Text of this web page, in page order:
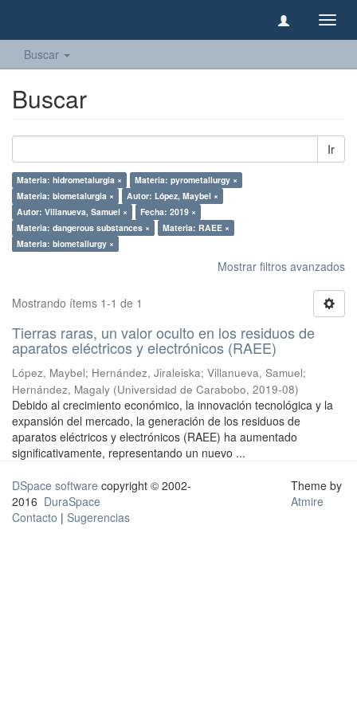
Buscar
Buscar
Ir
Materia: hidrometalurgia ×
Materia: pyrometallurgy ×
Materia: biometalurgia ×
Autor: López, Maybel ×
Autor: Villanueva, Samuel ×
Fecha: 2019 ×
Materia: dangerous substances ×
Materia: RAEE ×
Materia: biometallurgy ×
Mostrar filtros avanzados
Mostrando ítems 1-1 de 1
Tierras raras, un valor oculto en los residuos de
aparatos eléctricos y electrónicos (RAEE)
López, Maybel; Hernández, Jiraleiska; Villanueva, Samuel;
Hernández, Magaly (Universidad de Carabobo, 2019-08)
Debido al crecimiento económico, la innovación tecnológica y la
expansión del mercado, la generación de los residuos de
aparatos eléctricos y electrónicos (RAEE) ha aumentado
significativamente, representando un nuevo ...
DSpace software copyright © 2002-
2016 DuraSpace
Contacto | Sugerencias
Theme by
Atmire